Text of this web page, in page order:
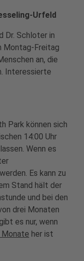
Urfeld
Dr. Schloter in
Montag-Freitag
an, die
Interessierte
Park können sich
14:00 Uhr
Wenn es
Es kann zu
Stand hält der
und bei den
drei Monaten
gibt es nur, wenn
her ist